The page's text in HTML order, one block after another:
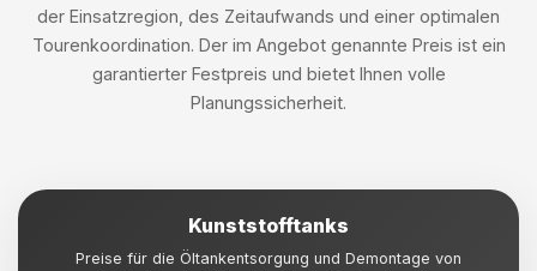
der Einsatzregion, des Zeitaufwands und einer optimalen
Tourenkoordination. Der im Angebot genannte Preis ist ein
garantierter Festpreis und bietet Ihnen volle
Planungssicherheit.
Kunststofftanks
Preise für die Öltankentsorgung und Demontage von